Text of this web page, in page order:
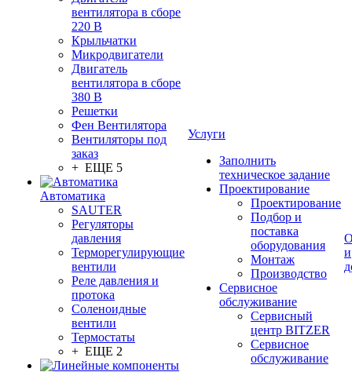
вентилятора в сборе
220 В
Крыльчатки
Микродвигатели
Двигатель
вентилятора в сборе
380 В
Решетки
Фен Вентилятора
Вентиляторы под
заказ
+ ЕЩЕ 5
Автоматика
SAUTER
Регуляторы
давления
Терморегулирующие
вентили
Реле давления и
протока
Соленоидные
вентили
Термостаты
+ ЕЩЕ 2
Услуги
Заполнить
техническое задание
Проектирование
Проектирование
Подбор и
поставка
оборудования
Монтаж
Производство
Сервисное
обслуживание
Сервисный
центр BITZER
Сервисное
обслуживание
и